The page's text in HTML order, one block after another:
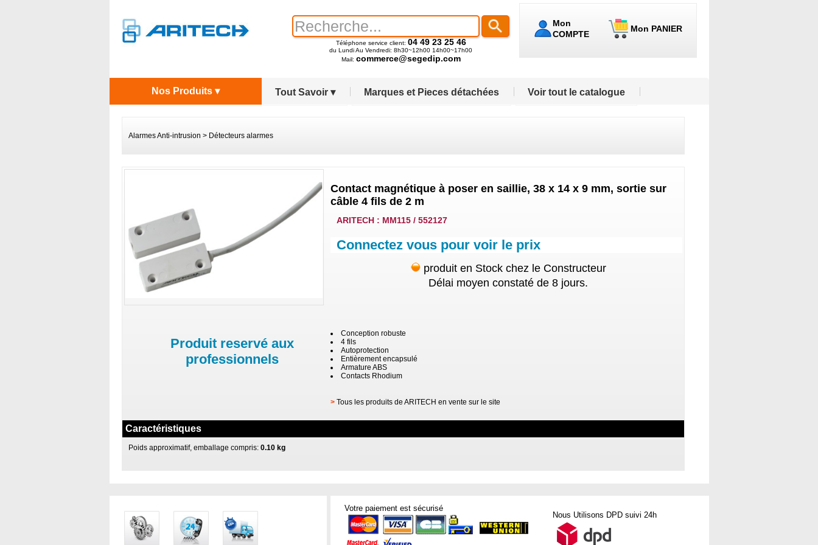
Mon
COMPTE
Mon PANIER
Téléphone service client: 04 49 23 25 46
du Lundi Au Vendredi: 8h30~12h00 14h00~17h00
Mail: commerce@segedip.com
Tout Savoir ▾ Marques et Pieces détachées Voir tout le catalogue
Nos Produits ▾
Alarmes Anti-intrusion > Détecteurs alarmes
Contact magnétique à poser en saillie, 38 x 14 x 9 mm, sortie sur
câble 4 fils de 2 m
ARITECH : MM115 / 552127
Connectez vous pour voir le prix
produit en Stock chez le Constructeur
Délai moyen constaté de 8 jours.
Produit reservé aux
professionnels
Conception robuste
4 fils
Autoprotection
Entièrement encapsulé
Armature ABS
Contacts Rhodium
> Tous les produits de ARITECH en vente sur le site
Caractéristiques
Poids approximatif, emballage compris:0.10 kg
Votre paiement est sécurisé
Nous Utilisons DPD suivi 24h